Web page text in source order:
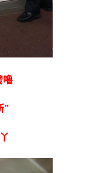
嚕
”